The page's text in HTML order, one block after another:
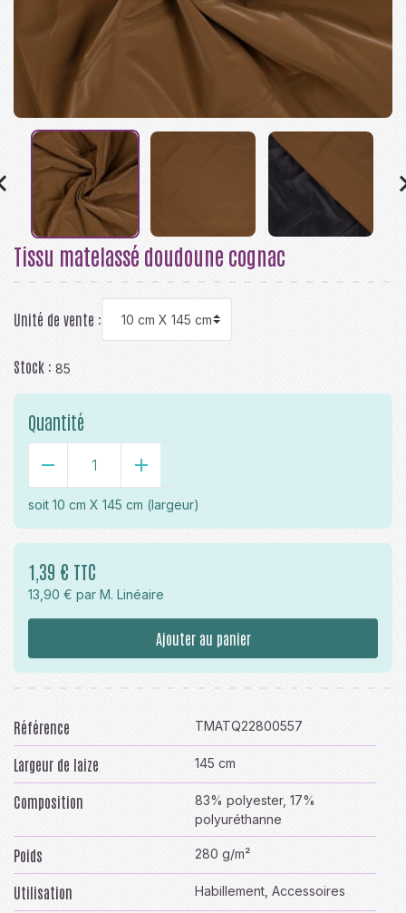
Tissu matelassé doudoune cognac
Unité de vente :
Stock : 85
Quantité
- +
soit 10 cm X 145 cm (largeur)
1,39 € TTC
13,90 € par M. Linéaire
Ajouter au panier
Référence TMATQ22800557
Largeur de laize 145 cm
Composition
83% polyester, 17%
polyuréthanne
Poids 280 g/m²
Utilisation Habillement, Accessoires